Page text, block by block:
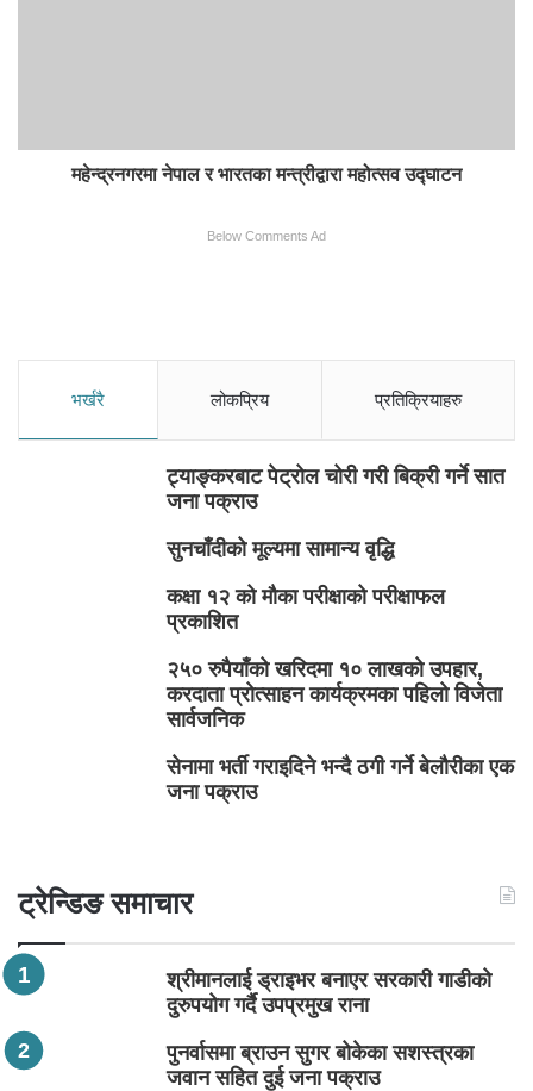
महेन्द्रनगरमा नेपाल र भारतका मन्त्रीद्वारा महोत्सव उद्घाटन
Below Comments Ad
भर्खरै लोकप्रिय प्रतिक्रियाहरु
ट्याङ्करबाट पेट्रोल चोरी गरी बिक्री गर्ने सात
जना पक्राउ
सुनचाँदीको मूल्यमा सामान्य वृद्धि
कक्षा १२ को मौका परीक्षाको परीक्षाफल
प्रकाशित
२५० रुपैयाँको खरिदमा १० लाखको उपहार,
करदाता प्रोत्साहन कार्यक्रमका पहिलो विजेता
सार्वजनिक
सेनामा भर्ती गराइदिने भन्दै ठगी गर्ने बेलौरीका एक
जना पक्राउ
ट्रेन्डिङ समाचार
श्रीमानलाई ड्राइभर बनाएर सरकारी गाडीको
दुरुपयोग गर्दै उपप्रमुख राना
पुनर्वासमा ब्राउन सुगर बोकेका सशस्त्रका
जवान सहित दुई जना पक्राउ